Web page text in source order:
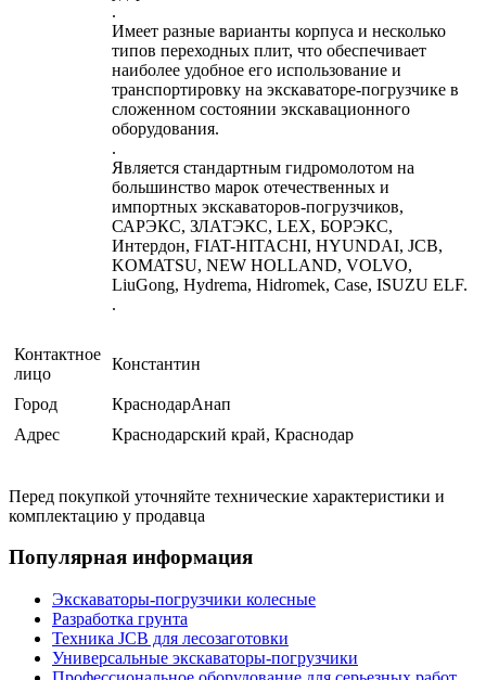
.
Имеет разные варианты корпуса и несколько
типов переходных плит, что обеспечивает
наиболее удобное его использование и
транспортировку на экскаваторе-погрузчике в
сложенном состоянии экскавационного
оборудования.
.
Является стандартным гидромолотом на
большинство марок отечественных и
импортных экскаваторов-погрузчиков,
САРЭКС, ЗЛАТЭКС, LEX, БОРЭКС,
Интердон, FIAT-HITACHI, HYUNDAI, JCB,
KOMATSU, NEW HOLLAND, VOLVO,
LiuGong, Hydrema, Hidromek, Case, ISUZU ELF.
.
Контактное
лицо
Константин
Город
КраснодарАнап
Адрес
Краснодарский край, Краснодар
Перед покупкой уточняйте технические характеристики и
комплектацию у продавца
Популярная информация
Экскаваторы-погрузчики колесные
Разработка грунта
Техника JCB для лесозаготовки
Универсальные экскаваторы-погрузчики